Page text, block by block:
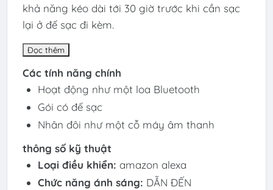
khả năng kéo dài tới 30 giờ trước khi cần sạc
lại ở đế sạc đi kèm.
Đọc thêm
Các tính năng chính
Hoạt động như một loa Bluetooth
Gói có đế sạc
Nhân đôi như một cỗ máy âm thanh
thông số kỹ thuật
Loại điều khiển: amazon alexa
Chức năng ánh sáng: DẪN ĐẾN